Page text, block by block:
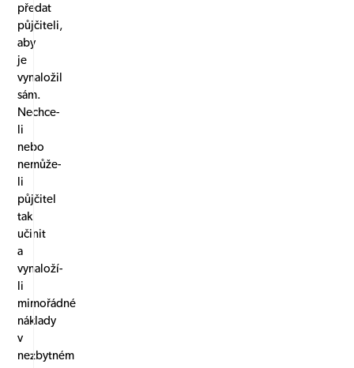
předat
půjčiteli,
aby
je
vynaložil
sám.
Nechce-
li
nebo
nemůže-
li
půjčitel
tak
učinit
a
vynaloží-
li
mimořádné
náklady
v
nezbytném